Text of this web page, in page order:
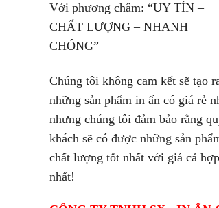
Với phương châm: “UY TÍN –
CHẤT LƯỢNG – NHANH
CHÓNG”
Chúng tôi không cam kết sẽ tạo
những sản phẩm in ấn có giá rẻ
nhưng chúng tôi đảm bảo rằng
khách sẽ có được những sản
chất lượng tốt nhất với giá cả
nhất!